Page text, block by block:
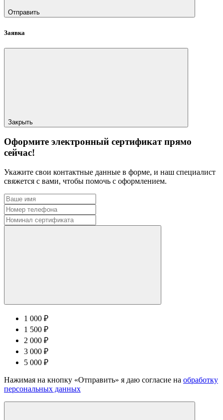
Отправить
Заявка
Закрыть
Оформите электронный сертификат прямо
сейчас!
Укажите свои контактные данные в форме, и наш специалист
свяжется с вами, чтобы помочь с оформлением.
1 000 ₽
1 500 ₽
2 000 ₽
3 000 ₽
5 000 ₽
Нажимая на кнопку «Отправить» я даю согласие на обработку
персональных данных